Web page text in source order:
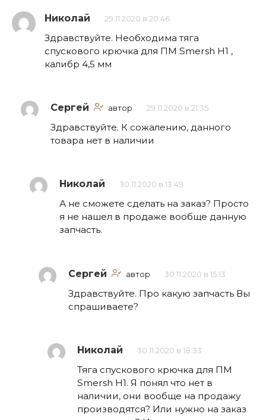
Николай 29.11.2020 в 20:46
Здравствуйте. Необходима тяга
спускового крючка для ПМ Smersh H1 ,
калибр 4,5 мм
Сергей автор 29.11.2020 в 21:35
Здравствуйте. К сожалению, данного
товара нет в наличии
Николай 30.11.2020 в 13:49
А не сможете сделать на заказ? Просто
я не нашел в продаже вообще данную
запчасть.
Сергей автор 30.11.2020 в 15:13
Здравствуйте. Про какую запчасть Вы
спрашиваете?
Николай 30.11.2020 в 18:33
Тяга спускового крючка для ПМ
Smersh H1. Я понял что нет в
наличии, они вообще на продажу
производятся? Или нужно на заказ